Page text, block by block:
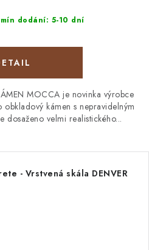
dodání: 5-10 dní
MOCCA je novinka výrobce
kámen s nepravidelným
velmi realistického...
- Vrstvená skála DENVER